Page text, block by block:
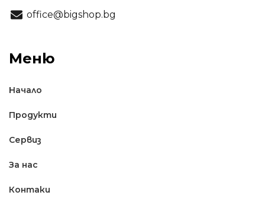
office@bigshop.bg
Меню
Начало
Продукти
Сервиз
За нас
Контаки